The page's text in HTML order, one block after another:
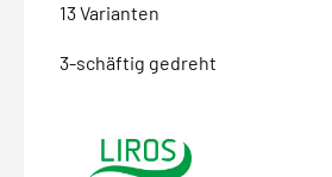
13 Varianten
3-schäftig gedreht